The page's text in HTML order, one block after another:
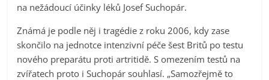
na nežádoucí účinky léků Josef Suchopár.
Známá je podle něj i tragédie z roku 2006, kdy zase
skončilo na jednotce intenzivní péče šest Britů po testu
nového preparátu proti artritidě. S omezením testů na
zvířatech proto i Suchopár souhlasí. „Samozřejmě to